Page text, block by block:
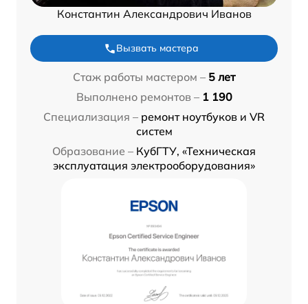
Константин Александрович Иванов
Вызвать мастера
Стаж работы мастером – 5 лет
Выполнено ремонтов – 1 190
Специализация – ремонт ноутбуков и VR
систем
Образование – КубГТУ, «Техническая
эксплуатация электрооборудования»